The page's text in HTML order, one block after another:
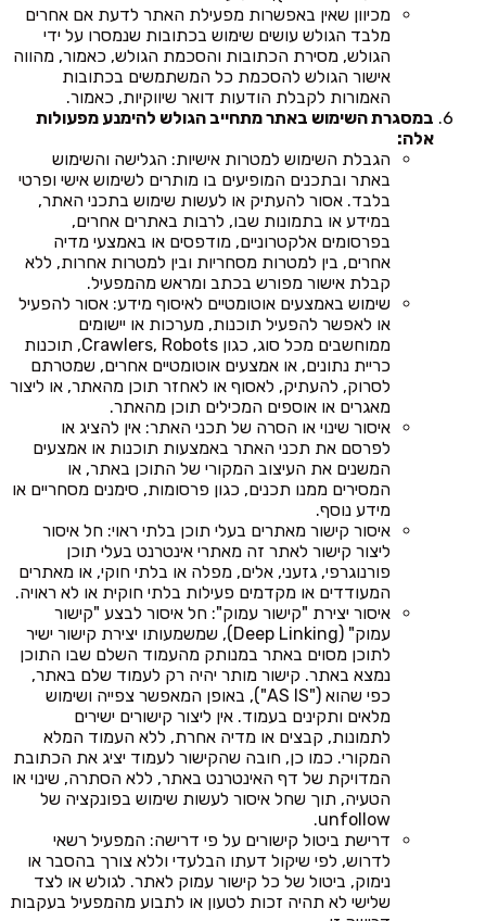
מכיוון שאין באפשרות מפעילת האתר לדעת אם אחרים
מלבד הגולש עושים שימוש בכתובות שנמסרו על ידי
הגולש, מסירת הכתובות והסכמת הגולש, כאמור, מהווה
אישור הגולש להסכמת כל המשתמשים בכתובות
האמורות לקבלת הודעות דואר שיווקיות, כאמור.
במסגרת השימוש באתר מתחייב הגולש להימנע מפעולות
אלה:
הגבלת השימוש למטרות אישיות: הגלישה והשימוש
באתר ובתכנים המופיעים בו מותרים לשימוש אישי ופרטי
בלבד. אסור להעתיק או לעשות שימוש בתכני האתר,
במידע או בתמונות שבו, לרבות באתרים אחרים,
בפרסומים אלקטרוניים, מודפסים או באמצעי מדיה
אחרים, בין למטרות מסחריות ובין למטרות אחרות, ללא
קבלת אישור מפורש בכתב ומראש מהמפעיל.
שימוש באמצעים אוטומטיים לאיסוף מידע: אסור להפעיל
או לאפשר להפעיל תוכנות, מערכות או יישומים
ממוחשבים מכל סוג, כגון Crawlers, Robots, תוכנות
כריית נתונים, או אמצעים אוטומטיים אחרים, שמטרתם
לסרוק, להעתיק, לאסוף או לאחזר תוכן מהאתר, או ליצור
מאגרים או אוספים המכילים תוכן מהאתר.
איסור שינוי או הסרה של תכני האתר: אין להציג או
לפרסם את תכני האתר באמצעות תוכנות או אמצעים
המשנים את העיצוב המקורי של התוכן באתר, או
המסירים ממנו תכנים, כגון פרסומות, סימנים מסחריים או
מידע נוסף.
איסור קישור מאתרים בעלי תוכן בלתי ראוי: חל איסור
ליצור קישור לאתר זה מאתרי אינטרנט בעלי תוכן
פורנוגרפי, גזעני, אלים, מפלה או בלתי חוקי, או מאתרים
המעודדים או מקדמים פעילות בלתי חוקית או לא ראויה.
איסור יצירת "קישור עמוק": חל איסור לבצע "קישור
עמוק" (Deep Linking), שמשמעותו יצירת קישור ישיר
לתוכן מסוים באתר במנותק מהעמוד השלם שבו התוכן
נמצא באתר. קישור מותר יהיה רק לעמוד שלם באתר,
כפי שהוא ("AS IS"), באופן המאפשר צפייה ושימוש
מלאים ותקינים בעמוד. אין ליצור קישורים ישירים
לתמונות, קבצים או מדיה אחרת, ללא העמוד המלא
המקורי. כמו כן, חובה שהקישור לעמוד יציג את הכתובת
המדויקת של דף האינטרנט באתר, ללא הסתרה, שינוי או
הטעיה, תוך שחל איסור לעשות שימוש בפונקציה של
unfollow.
דרישת ביטול קישורים על פי דרישה: המפעיל רשאי
לדרוש, לפי שיקול דעתו הבלעדי וללא צורך בהסבר או
נימוק, ביטול של כל קישור עמוק לאתר. לגולש או לצד
שלישי לא תהיה זכות לטעון או לתבוע מהמפעיל בעקבות